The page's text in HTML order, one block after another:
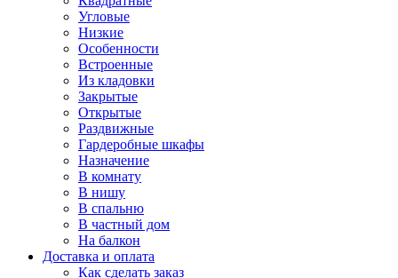
Угловые
Низкие
Особенности
Встроенные
Из кладовки
Закрытые
Открытые
Раздвижные
Гардеробные шкафы
Назначение
В комнату
В нишу
В спальню
В частный дом
На балкон
Доставка и оплата
Как сделать заказ